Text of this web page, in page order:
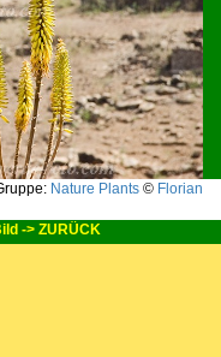
Nature Plants © Florian
-> ZURÜCK